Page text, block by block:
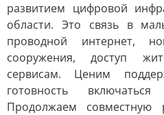
развитием цифровой
области. Это связь в
проводной интернет,
сооружения, доступ
сервисам. Ценим
готовность
Продолжаем